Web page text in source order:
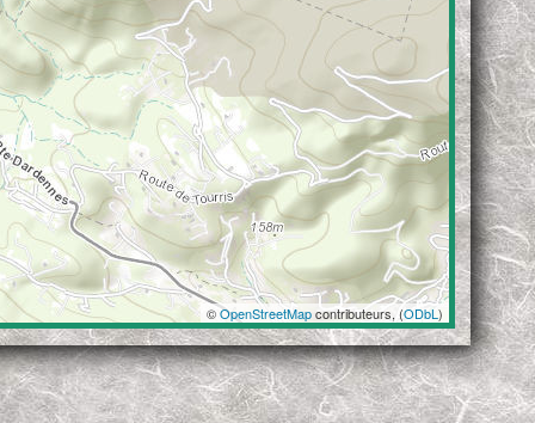
©OpenStreetMapcontributeurs, (ODbL)